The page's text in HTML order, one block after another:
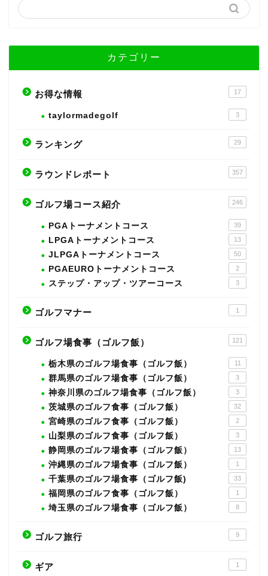
カテゴリー
お得な情報 17
taylormadegolf 3
ランキング 29
ラウンドレポート 357
ゴルフ場コース紹介 246
PGAトーナメントコース 39
LPGAトーナメントコース 13
JLPGAトーナメントコース 50
PGAEUROトーナメントコース 2
ステップ・アップ・ツアーコース 3
ゴルフマナー 1
ゴルフ場食事（ゴルフ飯） 121
栃木県のゴルフ場食事（ゴルフ飯） 11
群馬県のゴルフ場食事（ゴルフ飯） 3
神奈川県のゴルフ場食事（ゴルフ飯） 3
茨城県のゴルフ食事（ゴルフ飯） 32
宮崎県のゴルフ食事（ゴルフ飯） 2
山梨県のゴルフ食事（ゴルフ飯） 3
静岡県のゴルフ場食事（ゴルフ飯） 13
沖縄県のゴルフ場食事（ゴルフ飯） 1
千葉県のゴルフ場食事（ゴルフ飯) 33
福岡県のゴルフ食事（ゴルフ飯） 1
埼玉県のゴルフ場食事（ゴルフ飯） 8
ゴルフ旅行 9
ギア 1